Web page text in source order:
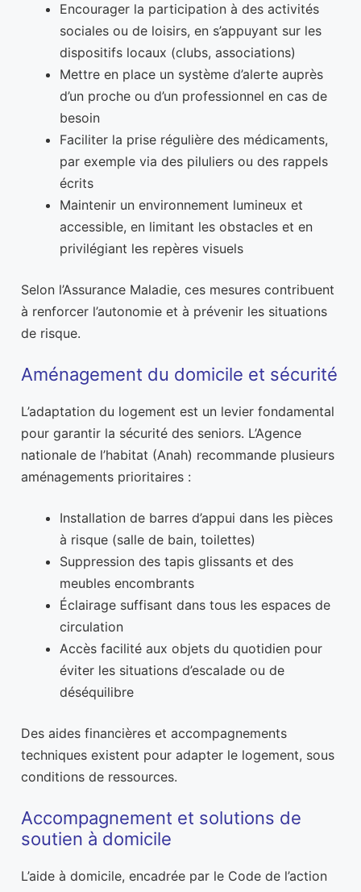
Encourager la participation à des activités
sociales ou de loisirs, en s’appuyant sur les
dispositifs locaux (clubs, associations)
Mettre en place un système d’alerte auprès
d’un proche ou d’un professionnel en cas de
besoin
Faciliter la prise régulière des médicaments,
par exemple via des piluliers ou des rappels
écrits
Maintenir un environnement lumineux et
accessible, en limitant les obstacles et en
privilégiant les repères visuels
Selon l’Assurance Maladie, ces mesures contribuent
à renforcer l’autonomie et à prévenir les situations
de risque.
Aménagement du domicile et sécurité
L’adaptation du logement est un levier fondamental
pour garantir la sécurité des seniors. L’Agence
nationale de l’habitat (Anah) recommande plusieurs
aménagements prioritaires :
Installation de barres d’appui dans les pièces
à risque (salle de bain, toilettes)
Suppression des tapis glissants et des
meubles encombrants
Éclairage suffisant dans tous les espaces de
circulation
Accès facilité aux objets du quotidien pour
éviter les situations d’escalade ou de
déséquilibre
Des aides financières et accompagnements
techniques existent pour adapter le logement, sous
conditions de ressources.
Accompagnement et solutions de
soutien à domicile
L’aide à domicile, encadrée par le Code de l’action